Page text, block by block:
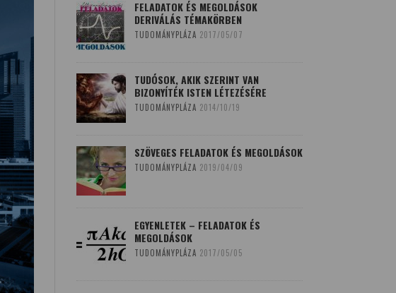
FELADATOK ÉS MEGOLDÁSOK
DERIVÁLÁS TÉMAKÖRBEN
TUDOMÁNYPLÁZA 2017/05/07
TUDÓSOK, AKIK SZERINT VAN
BIZONYÍTÉK ISTEN LÉTEZÉSÉRE
TUDOMÁNYPLÁZA 2014/10/19
SZÖVEGES FELADATOK ÉS MEGOLDÁSOK
TUDOMÁNYPLÁZA 2019/04/09
EGYENLETEK – FELADATOK ÉS
MEGOLDÁSOK
TUDOMÁNYPLÁZA 2017/05/05